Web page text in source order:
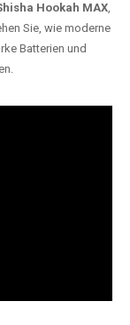
Hookah MAX,
Sie, wie moderne
Batterien und